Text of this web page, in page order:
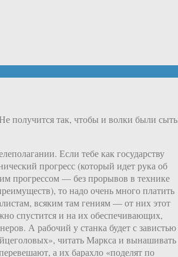
получится так, чтобы и волки были
Если тебе как государству
прогресс (который идет рука об
прогрессом — без прорывов в технике
то надо очень много платить
всяким там гениям — от них этот
спустится и на их обеспечивающих,
А рабочий у станка будет с завистью
читать Маркса и вынашивать
а их барахло «поделят по